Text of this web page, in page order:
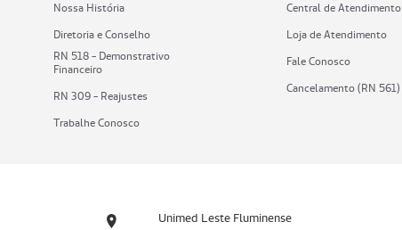
Nossa História
Diretoria e Conselho
RN 518 - Demonstrativo
Financeiro
RN 309 - Reajustes
Trabalhe Conosco
Central de Atendimento
Loja de Atendimento
Fale Conosco
Cancelamento (RN 561)
Unimed Leste Fluminense